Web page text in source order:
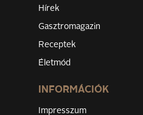
Hírek
Gasztromagazin
Receptek
Életmód
INFORMÁCIÓK
Impresszum